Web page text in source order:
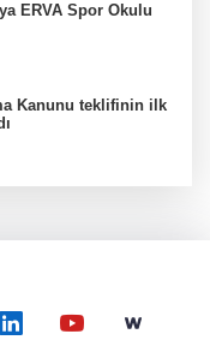
ERVA Spor Okulu
Kanunu teklifinin ilk